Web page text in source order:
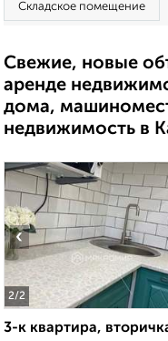
Складское помещение
Свежие, новые
аренде
дома,
недвижимость в
2/2
‹
3-к квартира,